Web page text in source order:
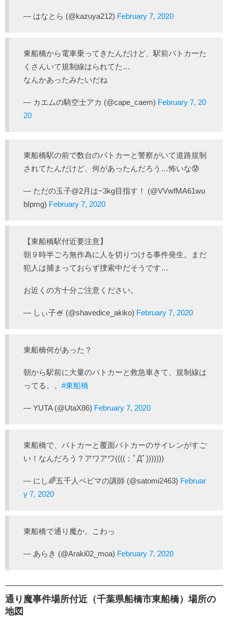
— はなとら (@kazuya212) February 7, 2020
東船橋から電車乗ってきたんだけど、駅前パトカーた
くさんいて規制線はられてた…
なんかあったみたいだね
— カエムの騎空士アカ (@cape_caem) February 7, 20
20
東船橋駅の前で数台のパトカーと警察がいて道路規制
されてたんだけど、何があったんだろう…怖いな😰
— ただの玉子@2月は−3kg目指す！ (@VVwfMA61wu
bIpmg) February 7, 2020
【東船橋駅付近要注意】
朝９時半ごろ無作為に人を切りつける事件発生。まだ
犯人は捕まっておらず捜索中だそうです…
お近くの方十分ご注意ください。
— しぃ子🍧 (@shavedice_akiko) February 7, 2020
東船橋何があった？
朝から駅前に大量のパトカーと救急車きて、規制線は
ってる。。 #東船橋
— YUTA (@UtaX86) February 7, 2020
東船橋で、パトカーと覆面パトカーのサイレンがすご
い！なんだろう？アワアワ((((；ﾟДﾟ)))))))
— にし🌈五千人ベビマの講師 (@satomi2463) Februar
y 7, 2020
東船橋で通り魔か。こわっ
— あらき (@Araki02_moa) February 7, 2020
通り魔事件場所付近（千葉県船橋市東船橋）場所の
地図